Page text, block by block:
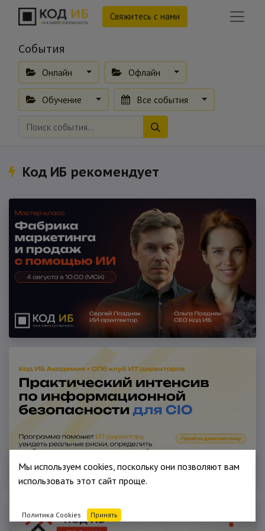
Свяжитесь с нами
События
Онлайн Офлайн
Обучение Все события
Код ИБ рекомендует
Мы используем cookies, поскольку они позволяют вам
использовать этот сайт проще.
Политика Cookies Принять